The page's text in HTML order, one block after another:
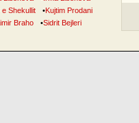
e Shekullit •Kujtim Prodani
Braho •Sidrit Bejleri